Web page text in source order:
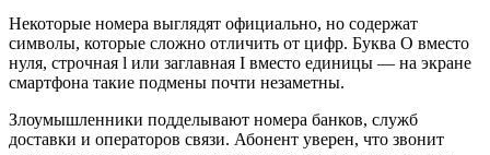
Некоторые номера выглядят официально, но содержат
символы, которые сложно отличить от цифр. Буква O вместо
нуля, строчная l или заглавная I вместо единицы — на экране
смартфона такие подмены почти незаметны.
Злоумышленники подделывают номера банков, служб
доставки и операторов связи. Абонент уверен, что звонит